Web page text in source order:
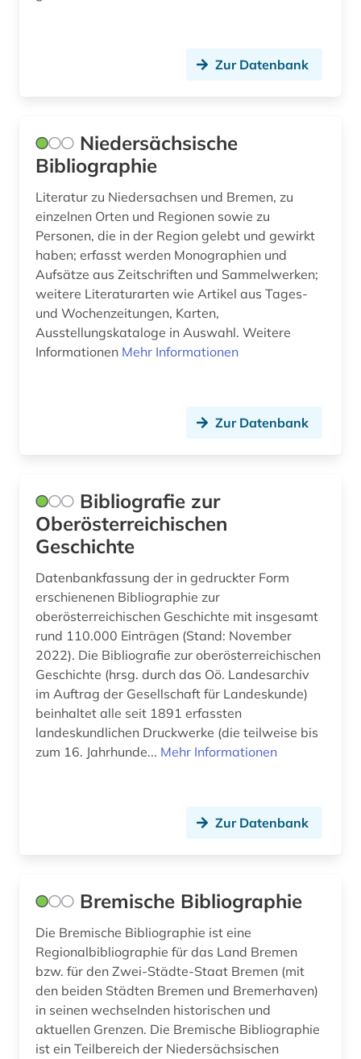
Zur Datenbank
Niedersächsische
Bibliographie
Literatur zu Niedersachsen und Bremen, zu
einzelnen Orten und Regionen sowie zu
Personen, die in der Region gelebt und gewirkt
haben; erfasst werden Monographien und
Aufsätze aus Zeitschriften und Sammelwerken;
weitere Literaturarten wie Artikel aus Tages-
und Wochenzeitungen, Karten,
Ausstellungskataloge in Auswahl. Weitere
Informationen Mehr Informationen
Zur Datenbank
Bibliografie zur
Oberösterreichischen
Geschichte
Datenbankfassung der in gedruckter Form
erschienenen Bibliographie zur
oberösterreichischen Geschichte mit insgesamt
rund 110.000 Einträgen (Stand: November
2022). Die Bibliografie zur oberösterreichischen
Geschichte (hrsg. durch das Oö. Landesarchiv
im Auftrag der Gesellschaft für Landeskunde)
beinhaltet alle seit 1891 erfassten
landeskundlichen Druckwerke (die teilweise bis
zum 16. Jahrhunde... Mehr Informationen
Zur Datenbank
Bremische Bibliographie
Die Bremische Bibliographie ist eine
Regionalbibliographie für das Land Bremen
bzw. für den Zwei-Städte-Staat Bremen (mit
den beiden Städten Bremen und Bremerhaven)
in seinen wechselnden historischen und
aktuellen Grenzen. Die Bremische Bibliographie
ist ein Teilbereich der Niedersächsischen